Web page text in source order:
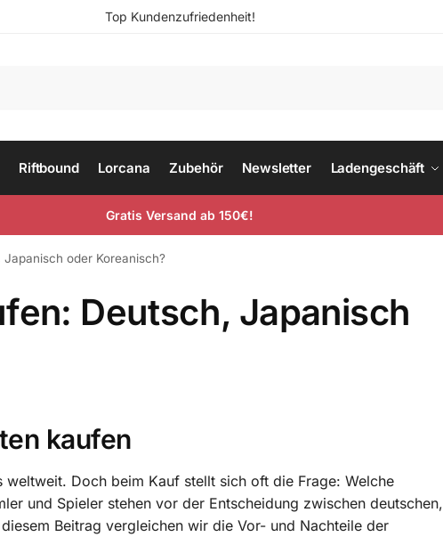
Top Kundenzufriedenheit!
Riftbound Lorcana Zubehör Newsletter Ladengeschäft
Gratis Versand ab 150€!
oder Koreanisch?
Deutsch, Japanisch
kaufen
weltweit. Doch beim Kauf stellt sich oft die Frage: Welche
und Spieler stehen vor der Entscheidung zwischen deutschen,
Beitrag vergleichen wir die Vor- und Nachteile der